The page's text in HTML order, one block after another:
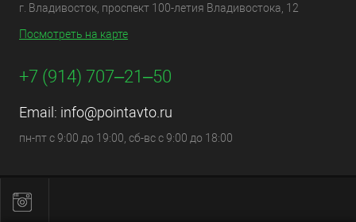
г. Владивосток, проспект 100-летия Владивостока, 12
Посмотреть на карте
+7 (914) 707‒21‒50
Email: info@pointavto.ru
пн-пт с 9:00 до 19:00, сб-вс с 9:00 до 18:00